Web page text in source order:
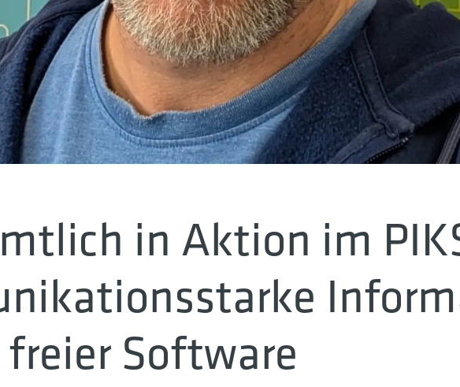
in Aktion im
Software